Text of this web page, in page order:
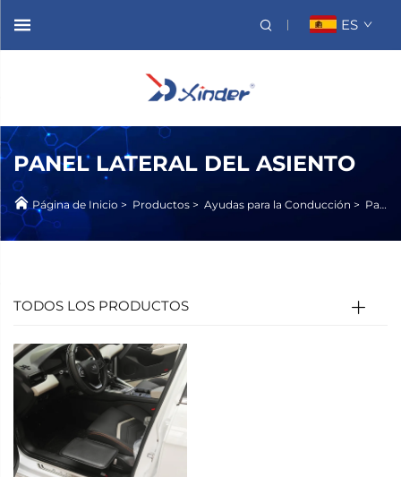
ES
PANEL LATERAL DEL ASIENTO
Página de Inicio > Productos > Ayudas para la Conducción > Panel Lateral del Asiento
TODOS LOS PRODUCTOS